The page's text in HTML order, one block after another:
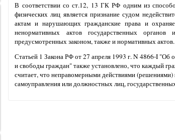
В соответствии со ст.12, 13 ГК РФ одним из
физических лиц является признание судом
актам и нарушающих гражданские права и
ненормативных актов государственных
предусмотренных законом, также и нормативных актов.
Статьей 1 Закона РФ от 27 апреля 1993 г. N 4866-I
и свободы граждан" также установлено, что каждый
считает, что неправомерными действиями (решениями)
самоуправления или должностных лиц,